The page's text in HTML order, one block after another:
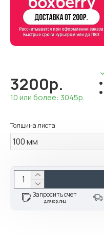
3200р.
10 или более: 3045р.
Толщина листа
Запросить счет
для юр.лиц